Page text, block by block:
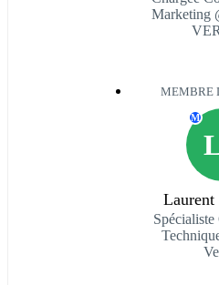
Marketing
MEMBRE
M
Laurent